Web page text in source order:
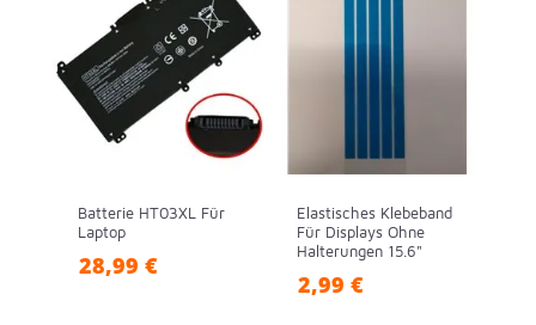
Batterie HT03XL Für
Laptop
28,99 €
Elastisches Klebeband
Für Displays Ohne
Halterungen 15.6"
2,99 €